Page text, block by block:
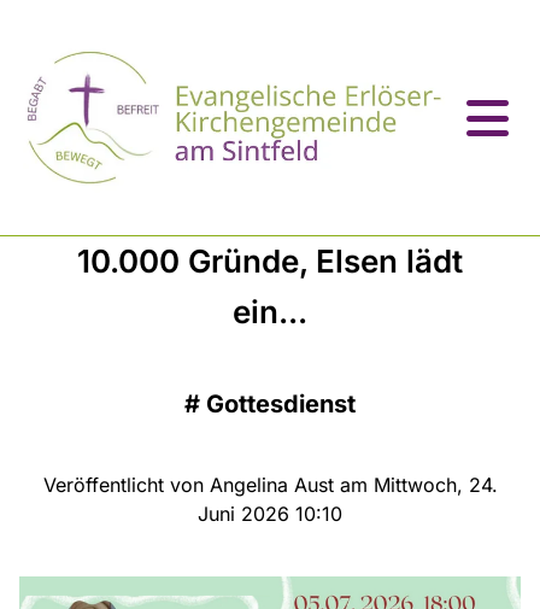
10.000 Gründe, Elsen lädt
ein...
# Gottesdienst
Veröffentlicht von Angelina Aust am Mittwoch, 24.
Juni 2026 10:10